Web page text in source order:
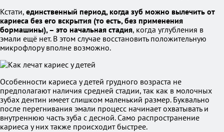
Кстати, единственный период, когда зуб можно вылечить от
кариеса без его вскрытия (то есть, без применения
бормашины), – это начальная стадия, когда углубления в
эмали ещё нет. В этом случае восстановить положительную
микрофлору вполне возможно.
Особенности кариеса у детей грудного возраста не
предполагают наличия средней стадии, так как в молочных
зубах дентин имеет слишком маленький размер. Буквально
после перегнивания эмали процесс начинает охватывать и
внутреннюю часть зуба с десной. Само распространение
кариеса у них также происходит быстрее.